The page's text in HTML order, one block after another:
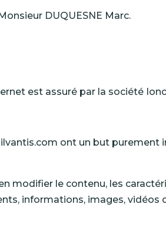
DUQUESNE Marc.
est assuré par la société
ont un but
modifier le contenu, les
informations, images,